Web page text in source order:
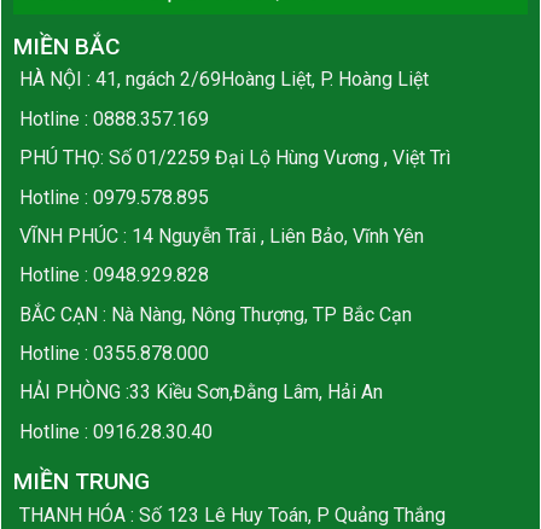
MIỀN BẮC
HÀ NỘI : 41, ngách 2/69Hoàng Liệt, P. Hoàng Liệt
Hotline : 0888.357.169
PHÚ THỌ: Số 01/2259 Đại Lộ Hùng Vương , Việt Trì
Hotline : 0979.578.895
VĨNH PHÚC : 14 Nguyễn Trãi , Liên Bảo, Vĩnh Yên
Hotline : 0948.929.828
BẮC CẠN : Nà Nàng, Nông Thượng, TP Bắc Cạn
Hotline : 0355.878.000
HẢI PHÒNG :33 Kiều Sơn,Đằng Lâm, Hải An
Hotline : 0916.28.30.40
MIỀN TRUNG
THANH HÓA : Số 123 Lê Huy Toán, P Quảng Thắng